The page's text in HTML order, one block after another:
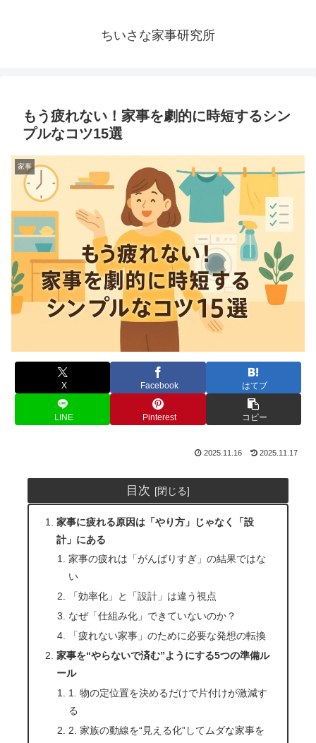
ちいさな家事研究所
もう疲れない！家事を劇的に時短するシン
プルなコツ15選
家事
X Facebook はてブ
LINE Pinterest コピー
2025.11.16 2025.11.17
目次
家事に疲れる原因は「やり方」じゃなく「設
計」にある
家事の疲れは「がんばりすぎ」の結果ではな
い
「効率化」と「設計」は違う視点
なぜ「仕組み化」できていないのか？
「疲れない家事」のために必要な発想の転換
家事を“やらないで済む”ようにする5つの準備ル
ール
1. 物の定位置を決めるだけで片付けが激減す
る
2. 家族の動線を“見える化”してムダな家事を